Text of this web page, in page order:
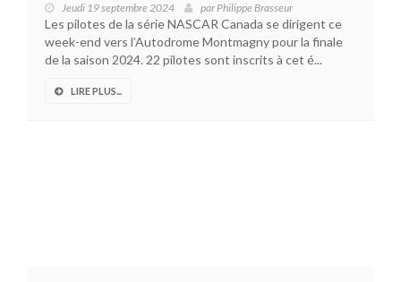
Jeudi 19 septembre 2024 parPhilippe Brasseur
Les pilotes de la série NASCAR Canada se dirigent ce
week-end vers l’Autodrome Montmagny pour la finale
de la saison 2024. 22 pilotes sont inscrits à cet é...
LIRE PLUS...